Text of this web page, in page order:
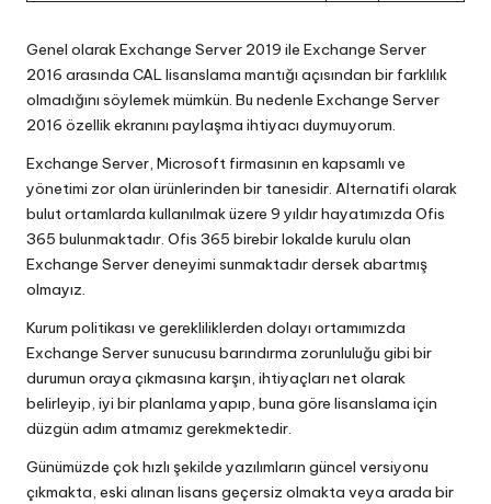
Genel olarak Exchange Server 2019 ile Exchange Server
2016 arasında CAL lisanslama mantığı açısından bir farklılık
olmadığını söylemek mümkün. Bu nedenle Exchange Server
2016 özellik ekranını paylaşma ihtiyacı duymuyorum.
Exchange Server, Microsoft firmasının en kapsamlı ve
yönetimi zor olan ürünlerinden bir tanesidir. Alternatifi olarak
bulut ortamlarda kullanılmak üzere 9 yıldır hayatımızda Ofis
365 bulunmaktadır. Ofis 365 birebir lokalde kurulu olan
Exchange Server deneyimi sunmaktadır dersek abartmış
olmayız.
Kurum politikası ve gerekliliklerden dolayı ortamımızda
Exchange Server sunucusu barındırma zorunluluğu gibi bir
durumun oraya çıkmasına karşın, ihtiyaçları net olarak
belirleyip, iyi bir planlama yapıp, buna göre lisanslama için
düzgün adım atmamız gerekmektedir.
Günümüzde çok hızlı şekilde yazılımların güncel versiyonu
çıkmakta, eski alınan lisans geçersiz olmakta veya arada bir